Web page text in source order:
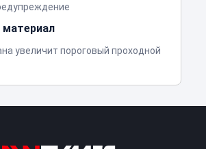
увеличит пороговый проходной